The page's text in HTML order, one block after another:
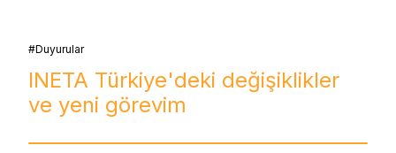
Duyurular
INETA Türkiye'deki değişiklikler
ve yeni görevim